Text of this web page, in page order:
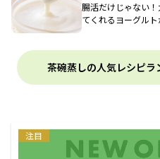
腸活だけじゃない
てくれるヨーグル
茶碗蒸しの人気レシピラ
注目